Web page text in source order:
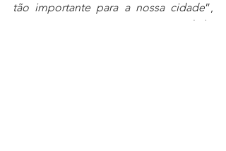
tão importante para a nossa cidade”,
comemorou o secretário municipal de